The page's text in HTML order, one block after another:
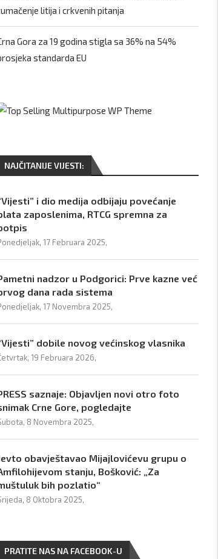
litija i crkvenih pitanja
Gora za 19 godina stigla sa 36% na 54%
standarda EU
NAJČITANIJE VIJESTI:
i dio medija odbijaju povećanje
zaposlenima, RTCG spremna za
17 Februara 2025,
nadzor u Podgorici: Prve kazne već
dana rada sistema
17 Novembra 2025,
dobile novog većinskog vlasnika
19 Februara 2026,
saznaje: Objavljen novi otro foto
Crne Gore, pogledajte
8 Novembra 2025,
obavještavao Mijajlovićevu grupu o
stanju, Bošković: „Za
bih pozlatio“
8 Oktobra 2025,
PRATITE NAS NA FACEBOOK-U